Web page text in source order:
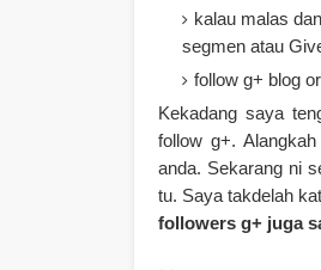
kalau malas
segmen atau
follow g+ blog
Kekadang saya
follow g+.
anda. Sekarang ni
tu. Saya takdelah
followers g+ juga